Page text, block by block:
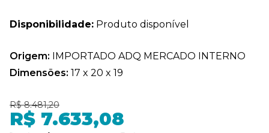
Disponibilidade: Produto disponível
Origem: IMPORTADO ADQ MERCADO INTERNO
Dimensões: 17 x 20 x 19
R$ 8.481,20
R$ 7.633,08